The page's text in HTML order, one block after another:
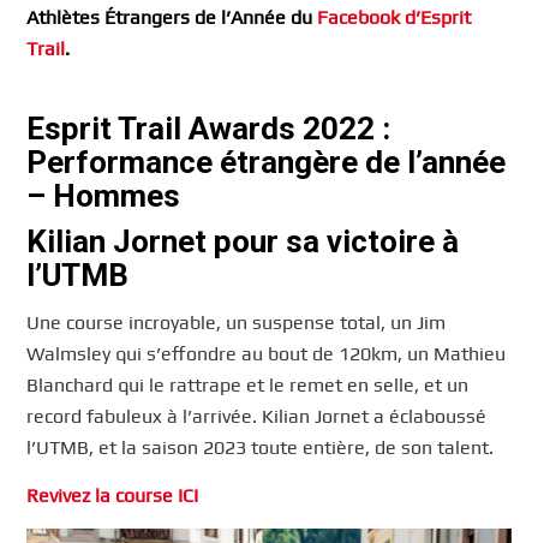
Athlètes Étrangers de l’Année du Facebook d’Esprit
Trail.
Esprit Trail Awards 2022 :
Performance étrangère de l’année
– Hommes
Kilian Jornet pour sa victoire à
l’UTMB
Une course incroyable, un suspense total, un Jim
Walmsley qui s’effondre au bout de 120km, un Mathieu
Blanchard qui le rattrape et le remet en selle, et un
record fabuleux à l’arrivée. Kilian Jornet a éclaboussé
l’UTMB, et la saison 2023 toute entière, de son talent.
Revivez la course ICI